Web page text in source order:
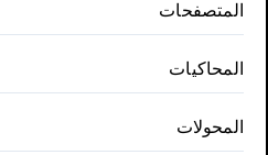
المتصفحات
المحاكيات
المحولات